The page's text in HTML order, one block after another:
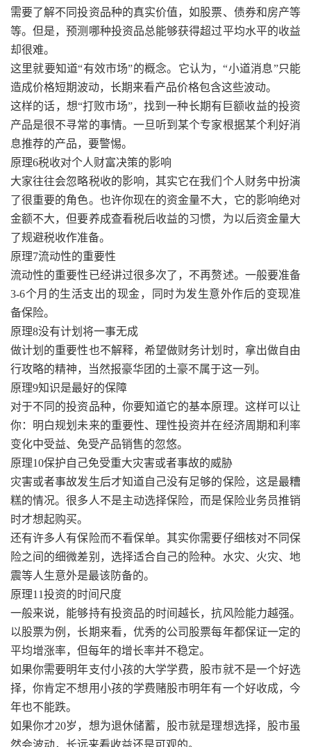
需要了解不同投资品种的真实价值，如股票、债券和房产等
等。但是，预测哪种投资品总能够获得超过平均水平的收益
却很难。
这里就要知道“有效市场”的概念。它认为，“小道消息”只能
造成价格短期波动，长期来看产品价格包含这些波动。
这样的话，想“打败市场”，找到一种长期有巨额收益的投资
产品是很不寻常的事情。一旦听到某个专家根据某个利好消
息推荐的产品，要警惕。
原理6税收对个人财富决策的影响
大家往往会忽略税收的影响，其实它在我们个人财务中扮演
了很重要的角色。也许你现在的资金量不大，它的影响绝对
金额不大，但要养成查看税后收益的习惯，为以后资金量大
了规避税收作准备。
原理7流动性的重要性
流动性的重要性已经讲过很多次了，不再赘述。一般要准备
3-6个月的生活支出的现金，同时为发生意外作后的变现准
备保险。
原理8没有计划将一事无成
做计划的重要性也不解释，希望做财务计划时，拿出做自由
行攻略的精神，当然报豪华团的土豪不属于这一列。
原理9知识是最好的保障
对于不同的投资品种，你要知道它的基本原理。这样可以让
你：明白规划未来的重要性、理性投资并在经济周期和利率
变化中受益、免受产品销售的忽悠。
原理10保护自己免受重大灾害或者事故的威胁
灾害或者事故发生后才知道自己没有足够的保险，这是最糟
糕的情况。很多人不是主动选择保险，而是保险业务员推销
时才想起购买。
还有许多人有保险而不看保单。其实你需要仔细核对不同保
险之间的细微差别，选择适合自己的险种。水灾、火灾、地
震等人生意外是最该防备的。
原理11投资的时间尺度
一般来说，能够持有投资品的时间越长，抗风险能力越强。
以股票为例，长期来看，优秀的公司股票每年都保证一定的
平均增涨率，但每年的增长率并不稳定。
如果你需要明年支付小孩的大学学费，股市就不是一个好选
择，你肯定不想用小孩的学费赌股市明年有一个好收成，今
年也不能跌。
如果你才20岁，想为退休储蓄，股市就是理想选择，股市虽
然会波动，长远来看收益还是可观的。